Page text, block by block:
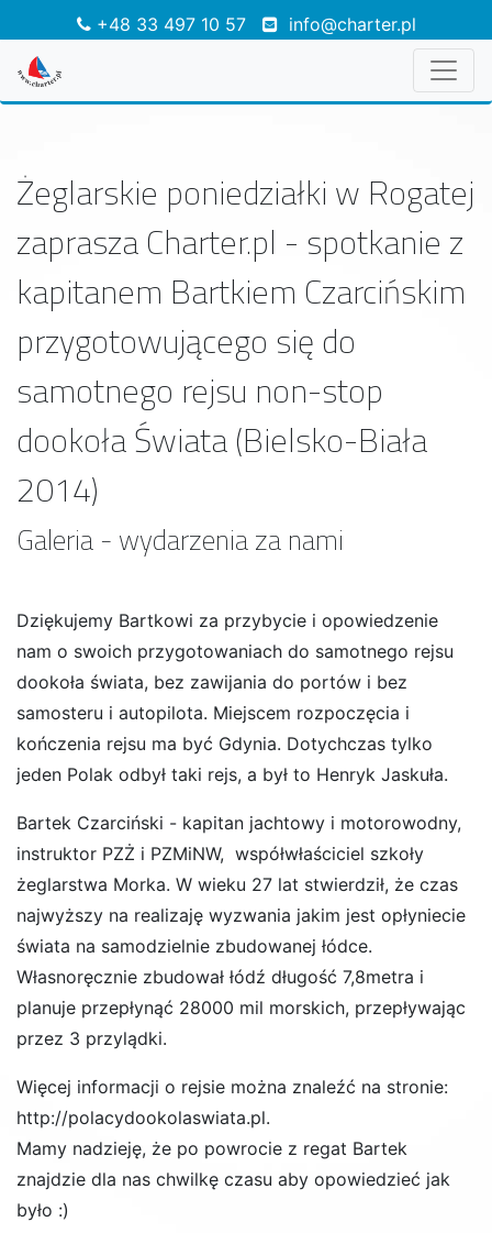
+48 33 497 10 57 info@charter.pl
Żeglarskie poniedziałki w Rogatej
zaprasza Charter.pl - spotkanie z
kapitanem Bartkiem Czarcińskim
przygotowującego się do
samotnego rejsu non-stop
dookoła Świata (Bielsko-Biała
2014)
Galeria - wydarzenia za nami
Dziękujemy Bartkowi za przybycie i opowiedzenie
nam o swoich przygotowaniach do samotnego rejsu
dookoła świata, bez zawijania do portów i bez
samosteru i autopilota. Miejscem rozpoczęcia i
kończenia rejsu ma być Gdynia. Dotychczas tylko
jeden Polak odbył taki rejs, a był to Henryk Jaskuła.
Bartek Czarciński - kapitan jachtowy i motorowodny,
instruktor PZŻ i PZMiNW, współwłaściciel szkoły
żeglarstwa Morka. W wieku 27 lat stwierdził, że czas
najwyższy na realizaję wyzwania jakim jest opłyniecie
świata na samodzielnie zbudowanej łódce.
Własnoręcznie zbudował łódź długość 7,8metra i
planuje przepłynąć 28000 mil morskich, przepływając
przez 3 przylądki.
Więcej informacji o rejsie można znaleźć na stronie:
http://polacydookolaswiata.pl.
Mamy nadzieję, że po powrocie z regat Bartek
znajdzie dla nas chwilkę czasu aby opowiedzieć jak
było :)